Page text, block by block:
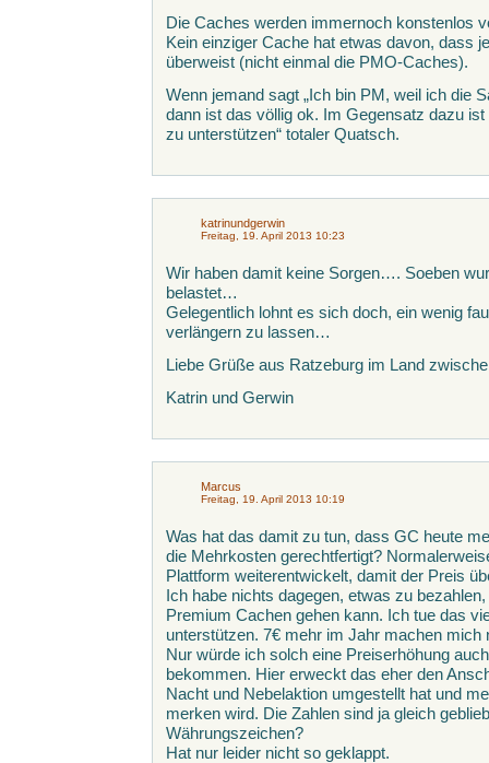
Die Caches werden immernoch konstenlos
Kein einziger Cache hat etwas davon, dass
überweist (nicht einmal die PMO-Caches).
Wenn jemand sagt „Ich bin PM, weil ich die
dann ist das völlig ok. Im Gegensatz dazu
zu unterstützen“ totaler Quatsch.
katrinundgerwin
Freitag, 19. April 2013 10:23
Wir haben damit keine Sorgen…. Soeben
belastet…
Gelegentlich lohnt es sich doch, ein wenig
verlängern zu lassen…
Liebe Grüße aus Ratzeburg im Land
Katrin und Gerwin
Marcus
Freitag, 19. April 2013 10:19
Was hat das damit zu tun, dass GC heute
die Mehrkosten gerechtfertigt?
Plattform weiterentwickelt, damit der Preis
Ich habe nichts dagegen, etwas zu
Premium Cachen gehen kann. Ich tue das
unterstützen. 7€ mehr im Jahr machen mich
Nur würde ich solch eine Preiserhöhung
bekommen. Hier erweckt das eher den
Nacht und Nebelaktion umgestellt hat und
merken wird. Die Zahlen sind ja gleich
Währungszeichen?
Hat nur leider nicht so geklappt.